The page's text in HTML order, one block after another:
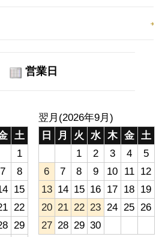
営業日
土
1
7
8
15
22
29
翌月(2026年9月)
日
月 火 水 木 金
土
1
2 3 4
5
6
7 8 9 10 11
12
13 14 15 16 17 18 19
20 21 22 23 24 25 26
27 28 29 30